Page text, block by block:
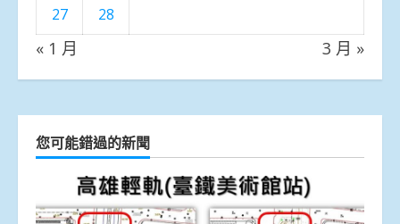
27 28
« 1 月 3 月 »
您可能錯過的新聞